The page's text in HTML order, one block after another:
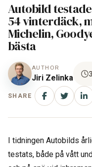
Autobild
54 vinterdäck,
Michelin,
bästa
AUTHOR
Jiri Zelinka
SHARE
I tidningen Autobilds
testats, både på vått